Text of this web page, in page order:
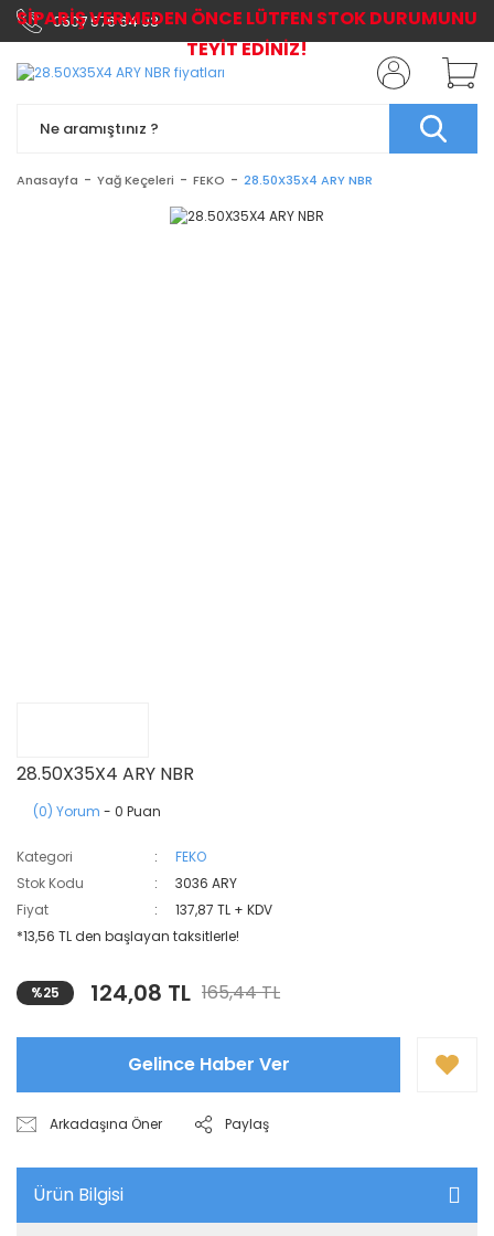
0507 576 64 03
Anasayfa Yağ Keçeleri FEKO 28.50X35X4 ARY NBR
28.50X35X4 ARY NBR
(0) Yorum - 0 Puan
Kategori
FEKO
Stok Kodu
3036 ARY
Fiyat
137,87 TL + KDV
*13,56 TL den başlayan taksitlerle!
%25 124,08 TL 165,44 TL
Gelince Haber Ver
Arkadaşına Öner Paylaş
Ürün Bilgisi
SİPARİŞ VERMEDEN ÖNCE LÜTFEN STOK DURUMUNU
TEYİT EDİNİZ!